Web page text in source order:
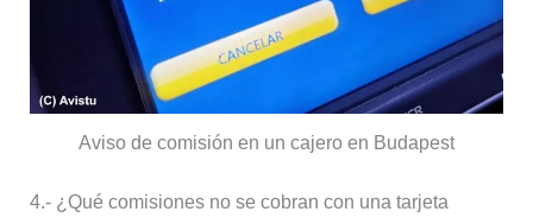
Aviso de comisión en un cajero en Budapest
4.- ¿Qué comisiones no se cobran con una tarjeta